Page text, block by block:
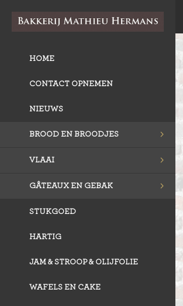
HOME
CONTACT OPNEMEN
NIEUWS
BROOD EN BROODJES
VLAAI
GÂTEAUX EN GEBAK
STUKGOED
HARTIG
JAM & STROOP & OLIJFOLIE
WAFELS EN CAKE